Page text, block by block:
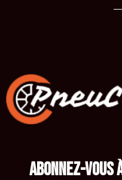
ABONNEZ-VOUS